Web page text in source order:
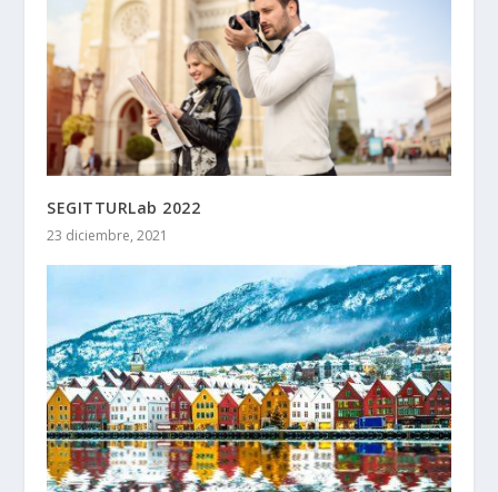
SEGITTURLab 2022
23 diciembre, 2021